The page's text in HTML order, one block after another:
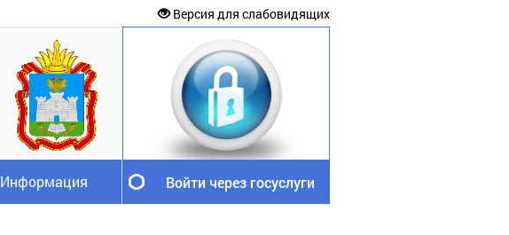
Версия для слабовидящих
Информация Войти через госуслуги